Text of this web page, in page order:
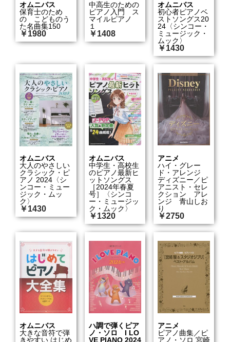
オムニバス
保育士のため
の こどものう
た名曲集150
￥1980
中高生のための
ピアノ入門 ス
マイルピアノ
１
￥1408
オムニバス
初心者ピアノベ
ストソングス20
24〈シンコー・
ミュージック・
ムック〉
￥1430
オムニバス
大人のやさしい
クラシック・ピ
アノ 2024〈シ
ンコー・ミュー
ジック・ムッ
ク〉
￥1430
オムニバス
中学生・高校生
のピアノ最新ヒ
ットソングス
［2024年春夏
号］〈シンコ
ー・ミュージッ
ク・ムック〉
￥1320
アニメ
ハイ・グレー
ド・アレンジ
ディズニー／ピ
アニスト・セレ
クション アレ
ンジ 青山しお
り
￥2750
オムニバス
大きな音符で弾
きやすい はじめ
ハ調で弾くピア
ノ・ソロ I LO
VE PIANO 2024
アニメ
ピアノ曲集／ピ
アノ・ソロ 宮崎